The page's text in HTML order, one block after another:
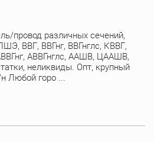
провод различных сечений,
ВВГ, ВВГнг, ВВГнглс, КВВГ,
АВВГнглс, ААШВ, ЦААШВ,
неликвиды. Опт, крупный
Любой горо ...